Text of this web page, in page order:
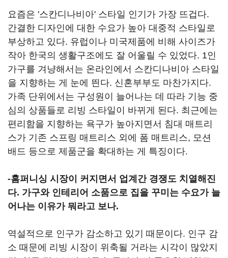
요즘은 '스칸디나비아' 스타일 인기가 가장 뜨겁다.
간결한 디자인에 대한 수요가 높아 대중적 스타일로
부상하고 있다. 유럽이나 미국제품에 비해 사이즈가
작아 한국의 생활구조에도 잘 어울릴 수 있었다. 1인
가구를 겨냥해서는 온라인에서 스칸디나비아 스타일
을 지향하는 게 눈에 띈다. 신혼부부도 마찬가지다.
가족 단위에서는 구성원이 늘어나는 데 따라 기능 중
심의 상품들로 리빙 스타일이 바뀌게 된다. 최근에는
편리함을 지향하는 욕구가 높아지면서 침대 매트리
스가 기존 스프링 매트리스 외에 폼 매트리스, 모션
배드 등으로 제품군을 확대하는 게 특징이다.
-홈퍼니싱 시장이 커지면서 업계간 경쟁도 치열해진
다. 가구와 인테리어 소품으로 집을 꾸미는 수요가 늘
어나는 이유가 뭐라고 보나.
역설적으로 인구가 감소하고 있기 때문이다. 인구 감
소 때문에 리빙 시장이 위축될 거라는 시각이 많았지